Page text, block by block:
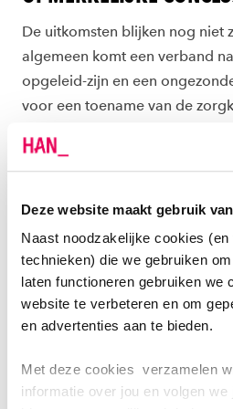
Deze website maakt gebruik
Naast noodzakelijke cookies (en
technieken) die we gebruiken
laten functioneren gebruiken we
website te verbeteren en om
en advertenties aan te bieden.
Met deze cookies verzamelen
informatie over jou en volgen we
De uitkomsten blijken nog niet
algemeen komt een verband
opgeleid-zijn en een
voor een toename van de
levensverwachting ook leidt tot
gezondheidskosten specifiek in
levensjaren toenemen:
gebreken’.
MAATSCHAPPELIJKE
baten van een gezonder en
gezonder leven betekent